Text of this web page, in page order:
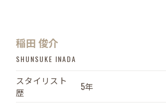
稲田 俊介
SHUNSUKE INADA
スタイリスト
歴
5年